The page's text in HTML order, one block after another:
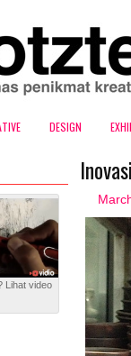
DESIGN
Lihat video